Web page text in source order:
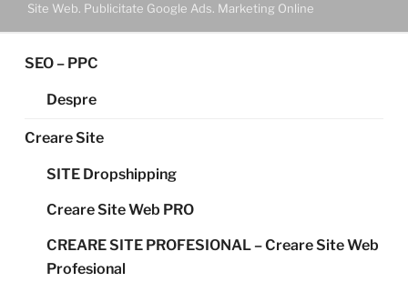
Site Web. Publicitate Google Ads. Marketing Online
SEO – PPC
Despre
Creare Site
SITE Dropshipping
Creare Site Web PRO
CREARE SITE PROFESIONAL – Creare Site Web
Profesional